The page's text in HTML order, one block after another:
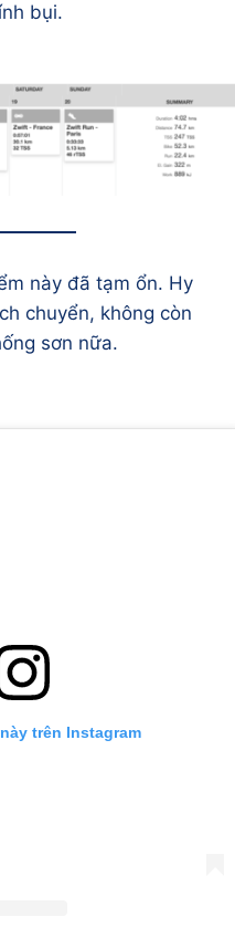
bụi.
này đã tạm ổn. Hy
chuyển, không còn
sơn nữa.
trên Instagram